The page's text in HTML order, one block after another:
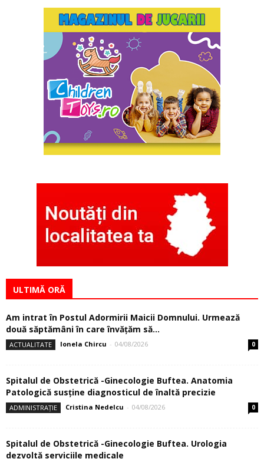
ULTIMĂ ORĂ
Am intrat în Postul Adormirii Maicii Domnului. Urmează
două săptămâni în care învăţăm să...
ACTUALITATE Ionela Chircu - 04/08/2026 0
Spitalul de Obstetrică -Ginecologie Buftea. Anatomia
Patologică susţine diagnosticul de înaltă precizie
ADMINISTRAȚIE Cristina Nedelcu - 04/08/2026 0
Spitalul de Obstetrică -Ginecologie Buftea. Urologia
dezvoltă serviciile medicale